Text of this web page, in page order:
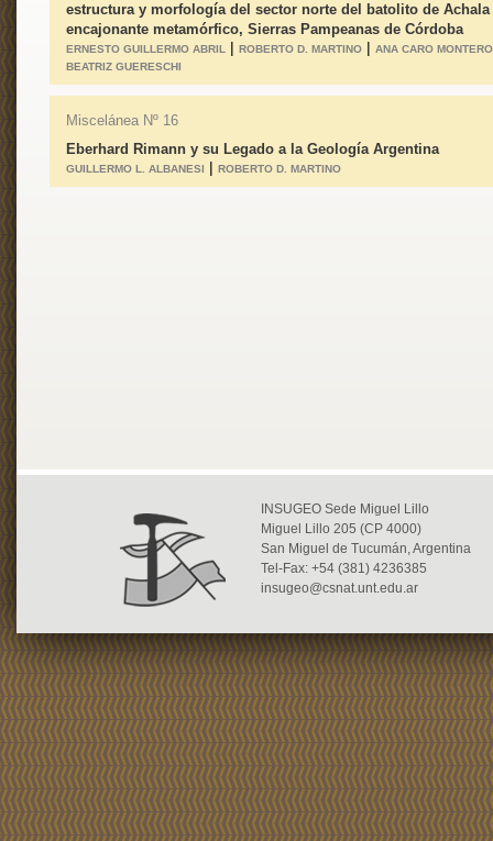
estructura y morfología del sector norte del batolito de Achala
encajonante metamórfico, Sierras Pampeanas de Córdoba
ERNESTO GUILLERMO ABRIL | ROBERTO D. MARTINO | ANA CARO MONTERO
BEATRIZ GUERESCHI
Miscelánea Nº 16
Eberhard Rimann y su Legado a la Geología Argentina
GUILLERMO L. ALBANESI | ROBERTO D. MARTINO
INSUGEO Sede Miguel Lillo
Miguel Lillo 205 (CP 4000)
San Miguel de Tucumán, Argentina
Tel-Fax: +54 (381) 4236385
insugeo@csnat.unt.edu.ar